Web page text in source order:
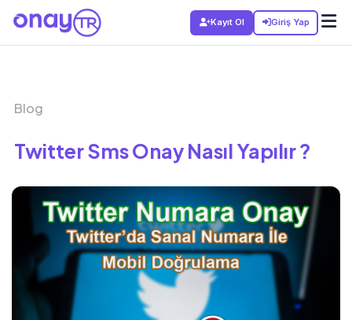
Kayıt Ol Giriş Yap
Blog
Twitter Sms Onay Nasıl Yapılır ?